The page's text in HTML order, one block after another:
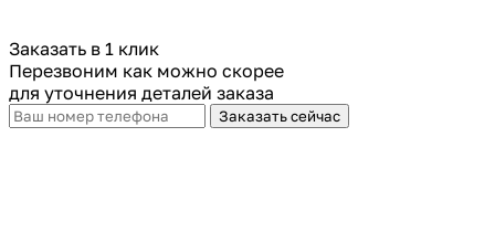
Заказать в 1 клик
Перезвоним как можно скорее
для уточнения деталей заказа
Заказать сейчас